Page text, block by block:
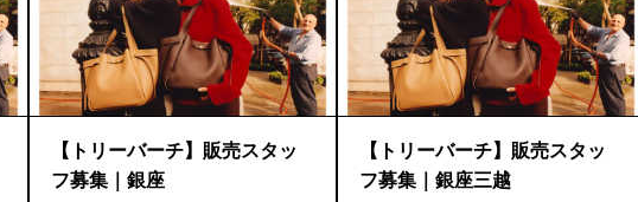
【トリーバーチ】販売スタッ
フ募集｜銀座
【トリーバーチ】販売スタッ
フ募集｜銀座三越